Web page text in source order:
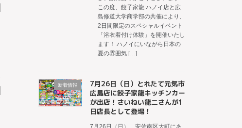
この度、餃子家龍 ハノイ店と広
島修道大学商学部の共催により、
2日間限定のスペシャルイベント
「浴衣着付け体験」を開催いたし
ます！ ハノイにいながら日本の
夏の雰囲気 […]
新着情報
7月26日（日）とれたて元気市
広島店に餃子家龍キッチンカー
が出店！さいねい龍二さんが1
日店長として登場！
7月26日（日）、安佐南区大町にあ